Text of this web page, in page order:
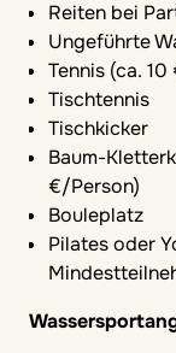
7 × Basis-
Ort zubuchbar)
Der Basis-
Baguette,
Croissant,
Nutella)
Reiten bei
Ungeführte
Tennis (ca.
Tischtennis
Tischkicker
Baum-
€/Person)
Bouleplatz
Pilates oder